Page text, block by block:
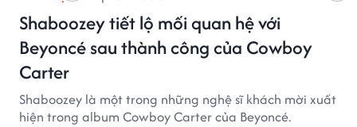
Shaboozey tiết lộ mối quan hệ với
Beyoncé sau thành công của Cowboy
Carter
Shaboozey là một trong những nghệ sĩ khách mời xuất
hiện trong album Cowboy Carter của Beyoncé.